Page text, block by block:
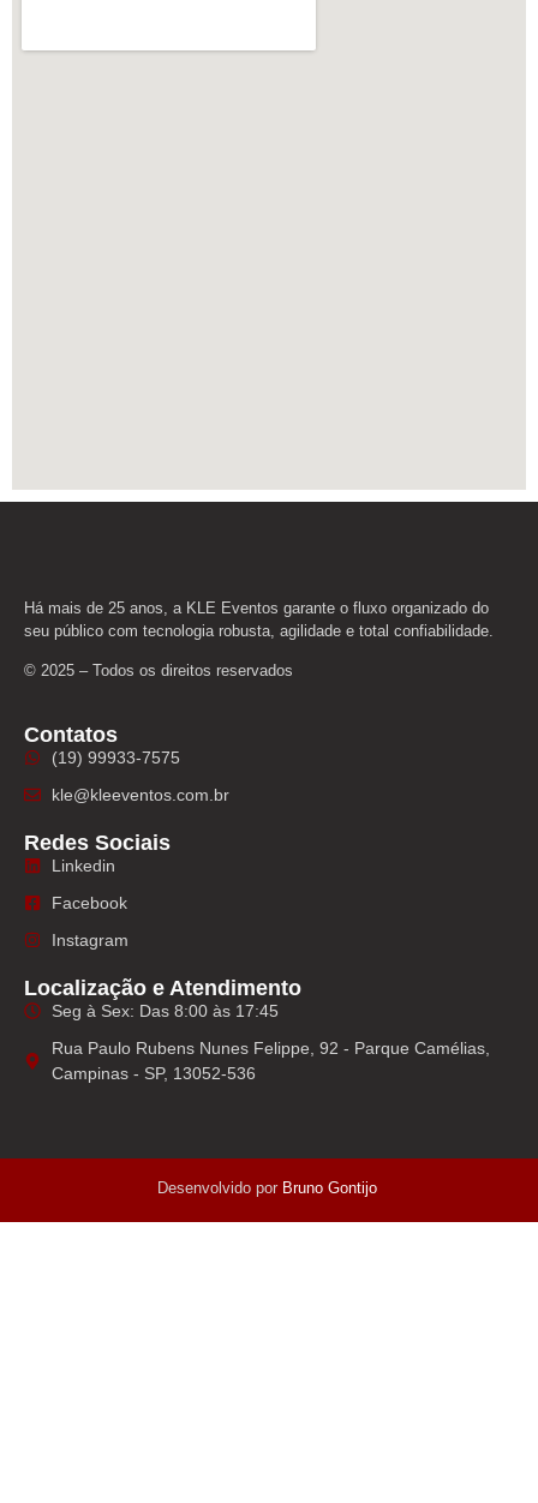
Há mais de 25 anos, a KLE Eventos garante o fluxo organizado do
seu público com tecnologia robusta, agilidade e total confiabilidade.
© 2025 – Todos os direitos reservados
Contatos
(19) 99933-7575
kle@kleeventos.com.br
Redes Sociais
Linkedin
Facebook
Instagram
Localização e Atendimento
Seg à Sex: Das 8:00 às 17:45
Rua Paulo Rubens Nunes Felippe, 92 - Parque Camélias,
Campinas - SP, 13052-536
Desenvolvido por Bruno Gontijo